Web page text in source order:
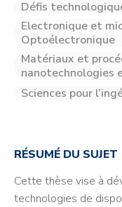
Défis
Electronique et
Optoélectronique
Matériaux et
nanotechnologies
Sciences pour
RÉSUMÉ DU SUJET
Cette thèse vise à
technologies de